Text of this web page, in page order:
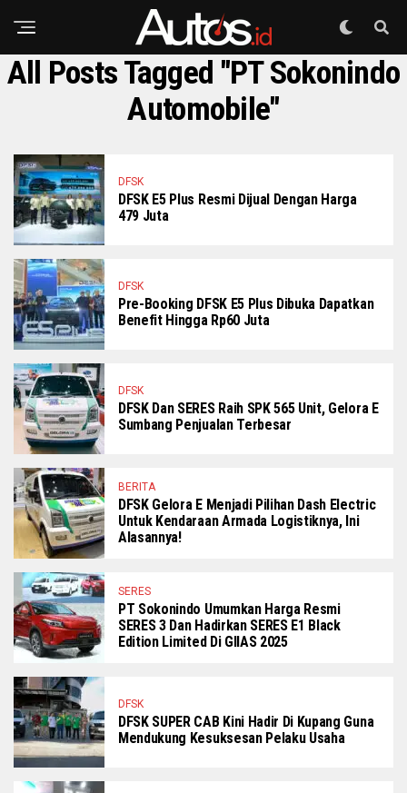
All Posts Tagged "PT Sokonindo
Automobile"
DFSK
DFSK E5 Plus Resmi Dijual Dengan Harga
479 Juta
DFSK
Pre-Booking DFSK E5 Plus Dibuka Dapatkan
Benefit Hingga Rp60 Juta
DFSK
DFSK Dan SERES Raih SPK 565 Unit, Gelora E
Sumbang Penjualan Terbesar
BERITA
DFSK Gelora E Menjadi Pilihan Dash Electric
Untuk Kendaraan Armada Logistiknya, Ini
Alasannya!
SERES
PT Sokonindo Umumkan Harga Resmi
SERES 3 Dan Hadirkan SERES E1 Black
Edition Limited Di GIIAS 2025
DFSK
DFSK SUPER CAB Kini Hadir Di Kupang Guna
Mendukung Kesuksesan Pelaku Usaha